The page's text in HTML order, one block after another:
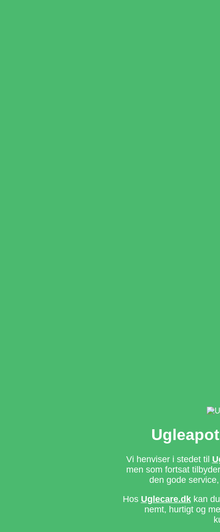
Vi henviser i stedet til
men som fortsat
den gode
Hos Uglecare.dkkan du
nemt, hurtigt og